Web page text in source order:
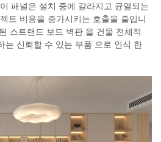
패널은 설치 중에 갈라지고 균열되는
트 비용을 증가시키는 호출을 줄입니
스트랜드 보드 벽판 을 건물 전체적
는 신뢰할 수 있는 부품 으로 인식 한